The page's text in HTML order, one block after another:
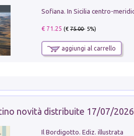
€ 71.25 (€75.00- 5%)
aggiungi al carrello
novità distribuite 17/07/2026
Il Bordigotto. Ediz. illustrata